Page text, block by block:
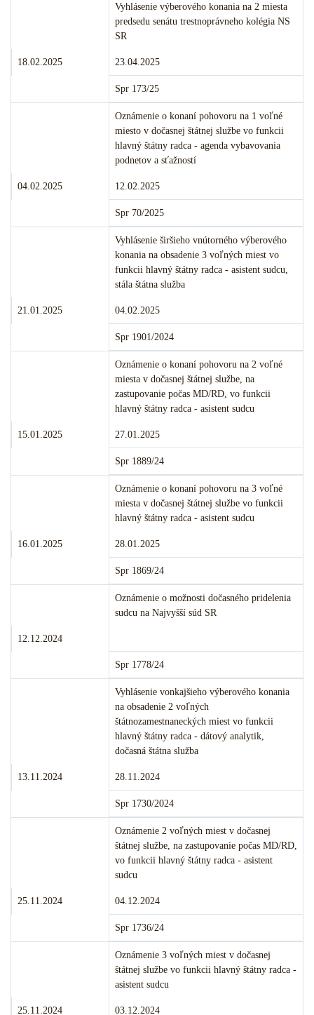
Merito veci:
Vyhlásenie výberového konania na 2 miesta
predsedu senátu trestnoprávneho kolégia NS
SR
Termín podania:
18.02.2025 Termín konania:
23.04.2025
Číslo:
Spr 173/25
Merito veci:
Oznámenie o konaní pohovoru na 1 voľné
miesto v dočasnej štátnej službe vo funkcii
hlavný štátny radca - agenda vybavovania
podnetov a sťažností
Termín podania:
04.02.2025 Termín konania:
12.02.2025
Číslo:
Spr 70/2025
Merito veci:
Vyhlásenie širšieho vnútorného výberového
konania na obsadenie 3 voľných miest vo
funkcii hlavný štátny radca - asistent sudcu,
stála štátna služba
Termín podania:
21.01.2025 Termín konania:
04.02.2025
Číslo:
Spr 1901/2024
Merito veci:
Oznámenie o konaní pohovoru na 2 voľné
miesta v dočasnej štátnej službe, na
zastupovanie počas MD/RD, vo funkcii
hlavný štátny radca - asistent sudcu
Termín podania:
15.01.2025 Termín konania:
27.01.2025
Číslo:
Spr 1889/24
Merito veci:
Oznámenie o konaní pohovoru na 3 voľné
miesta v dočasnej štátnej službe vo funkcii
hlavný štátny radca - asistent sudcu
Termín podania:
16.01.2025 Termín konania:
28.01.2025
Číslo:
Spr 1869/24
Merito veci:
Oznámenie o možnosti dočasného pridelenia
sudcu na Najvyšší súd SR
Termín podania:
12.12.2024
Číslo:
Spr 1778/24
Merito veci:
Vyhlásenie vonkajšieho výberového konania
na obsadenie 2 voľných
štátnozamestnaneckých miest vo funkcii
hlavný štátny radca - dátový analytik,
dočasná štátna služba
Termín podania:
13.11.2024 Termín konania:
28.11.2024
Číslo:
Spr 1730/2024
Merito veci:
Oznámenie 2 voľných miest v dočasnej
štátnej službe, na zastupovanie počas MD/RD,
vo funkcii hlavný štátny radca - asistent
sudcu
Termín podania:
25.11.2024 Termín konania:
04.12.2024
Číslo:
Spr 1736/24
Merito veci:
Oznámenie 3 voľných miest v dočasnej
štátnej službe vo funkcii hlavný štátny radca -
asistent sudcu
Termín podania:
25.11.2024 Termín konania:
03.12.2024